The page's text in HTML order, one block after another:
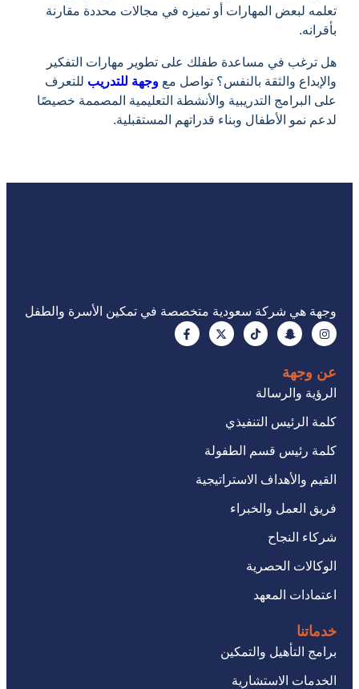
تعلمه لبعض المهارات أو تميزه في مجالات محددة مقارنة
بأقرانه.
هل ترغب في مساعدة طفلك على تطوير مهارات التفكير
والإبداع والثقة بالنفس؟ تواصل مع وجهة للتدريب للتعرف
على البرامج التدريبية والأنشطة التعليمية المصممة خصيصًا
لدعم نمو الأطفال وبناء قدراتهم المستقبلية.
وجهة هي شركة سعودية متخصصة في تمكين الأسرة والطفل
عن وجهة
الرؤية والرسالة
كلمة الرئيس التنفيذي
كلمة رئيس قسم الطفولة
القيم والأهداف الاستراتيجية
فريق العمل والخبراء
شركاء النجاح
الوكالات الحصرية
اعتمادات المعهد
خدماتنا
برامج التأهيل والتمكين
الخدمات الاستشارية